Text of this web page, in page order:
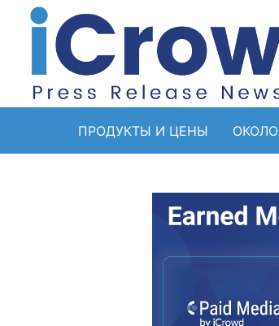
ПРОДУКТЫ И ЦЕНЫ ОКОЛО